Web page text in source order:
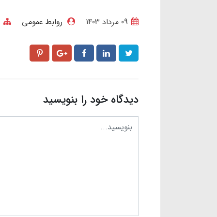
روابط عمومی
دیدگاه خود را بنویسید